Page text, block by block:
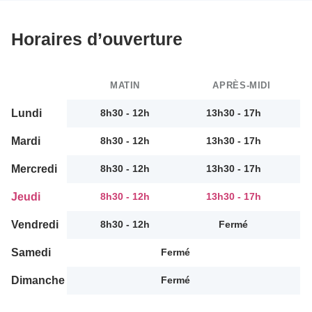
Horaires d’ouverture
MATIN APRÈS-MIDI
Lundi 8h30 - 12h 13h30 - 17h
Mardi 8h30 - 12h 13h30 - 17h
Mercredi 8h30 - 12h 13h30 - 17h
Jeudi 8h30 - 12h 13h30 - 17h
Vendredi 8h30 - 12h Fermé
Samedi Fermé
Dimanche Fermé